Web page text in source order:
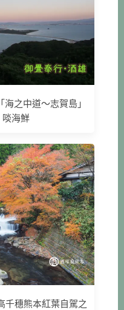
之中道～志賀島」
啖海鮮
千穗熊本紅葉自駕之